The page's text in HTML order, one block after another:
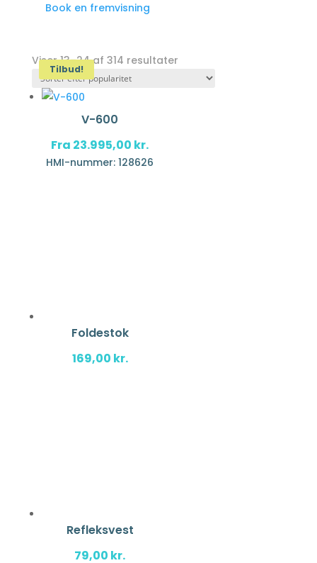
Book en fremvisning
Viser 13–24 af 314 resultater
V-600
Fra 23.995,00 kr.
HMI-nummer: 128626
Foldestok
169,00 kr.
Refleksvest
79,00 kr.
Tilbud!